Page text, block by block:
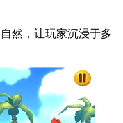
然，让玩家沉浸于多